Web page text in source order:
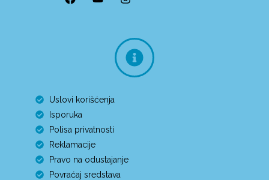
Uslovi korišćenja
Isporuka
Polisa privatnosti
Reklamacije
Pravo na odustajanje
Povraćaj sredstava